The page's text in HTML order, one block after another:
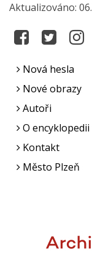
Aktualizováno:
Nová hesla
Nové obrazy
Autoři
O encyklopedii
Kontakt
Město Plzeň